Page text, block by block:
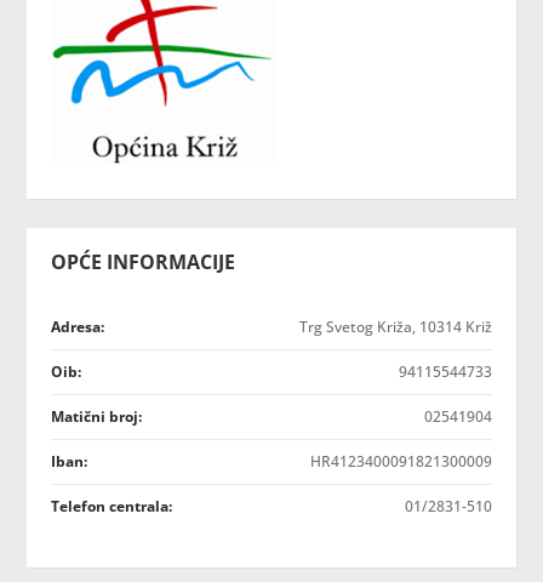
OPĆE INFORMACIJE
Adresa: Trg Svetog Križa, 10314 Križ
Oib: 94115544733
Matični broj: 02541904
Iban: HR4123400091821300009
Telefon centrala: 01/2831-510